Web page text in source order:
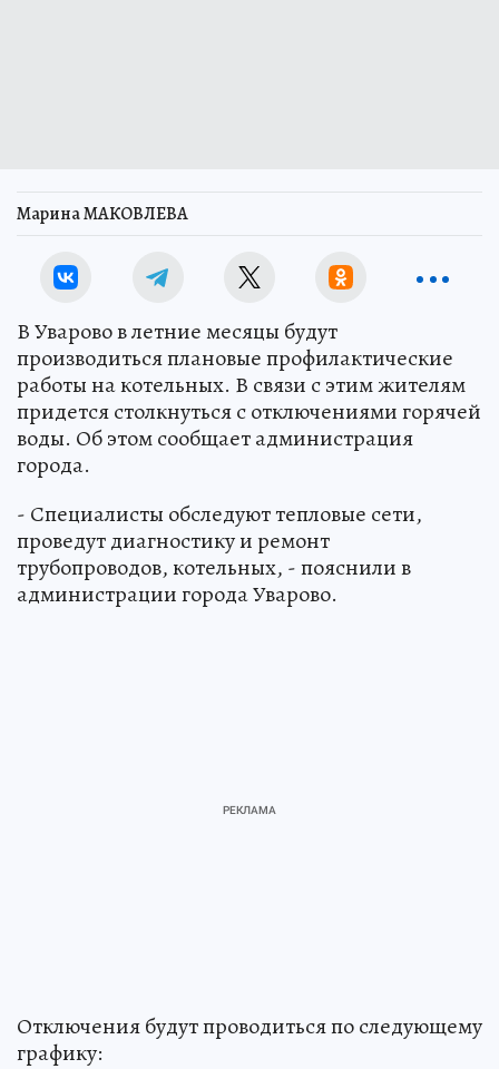
Марина МАКОВЛЕВА
В Уварово в летние месяцы будут
производиться плановые профилактические
работы на котельных. В связи с этим жителям
придется столкнуться с отключениями горячей
воды. Об этом сообщает администрация
города.
- Специалисты обследуют тепловые сети,
проведут диагностику и ремонт
трубопроводов, котельных, - пояснили в
администрации города Уварово.
Отключения будут проводиться по следующему
графику: